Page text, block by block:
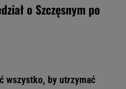
o Szczęsnym po
wszystko, by utrzymać